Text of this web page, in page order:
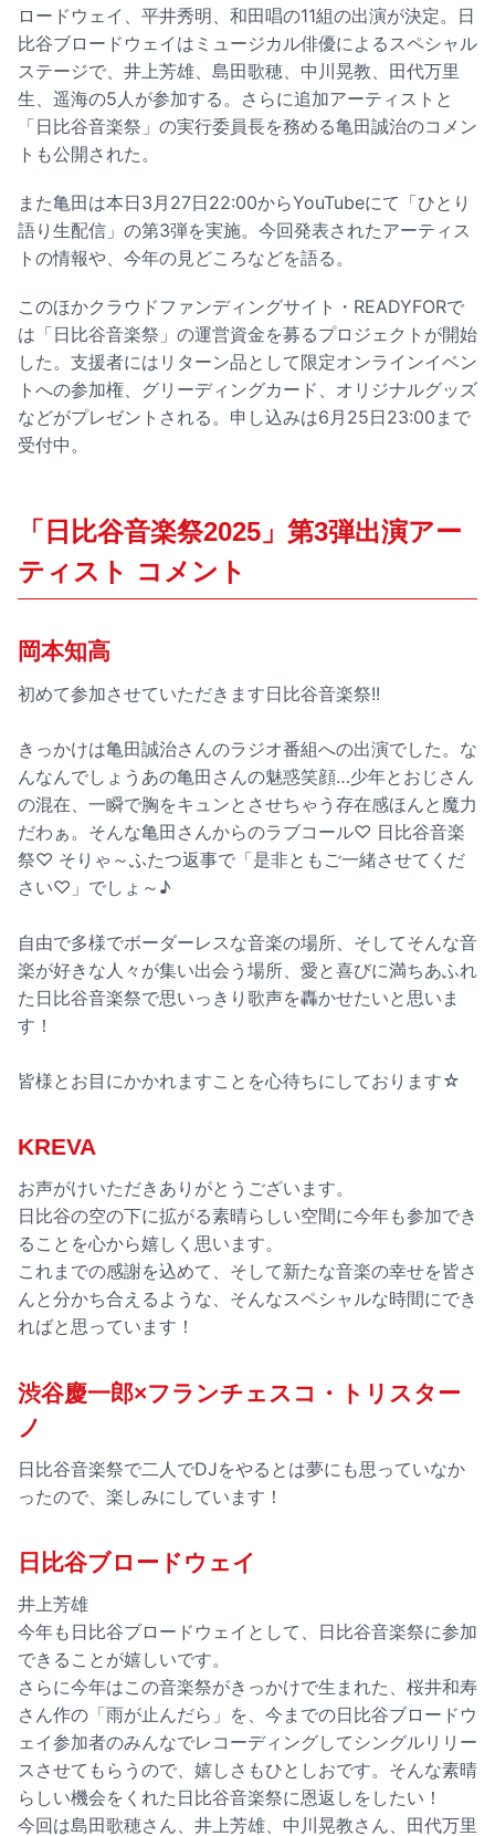
ロードウェイ、平井秀明、和田唱の11組の出演が決定。日
比谷ブロードウェイはミュージカル俳優によるスペシャル
ステージで、井上芳雄、島田歌穂、中川晃教、田代万里
生、遥海の5人が参加する。さらに追加アーティストと
「日比谷音楽祭」の実行委員長を務める亀田誠治のコメン
トも公開された。
また亀田は本日3月27日22:00からYouTubeにて「ひとり
語り生配信」の第3弾を実施。今回発表されたアーティス
トの情報や、今年の見どころなどを語る。
このほかクラウドファンディングサイト・READYFORで
は「日比谷音楽祭」の運営資金を募るプロジェクトが開始
した。支援者にはリターン品として限定オンラインイベン
トへの参加権、グリーディングカード、オリジナルグッズ
などがプレゼントされる。申し込みは6月25日23:00まで
受付中。
「日比谷音楽祭2025」第3弾出演アー
ティスト コメント
岡本知高
初めて参加させていただきます日比谷音楽祭!!
きっかけは亀田誠治さんのラジオ番組への出演でした。な
んなんでしょうあの亀田さんの魅惑笑顔…少年とおじさん
の混在、一瞬で胸をキュンとさせちゃう存在感ほんと魔力
だわぁ。そんな亀田さんからのラブコール♡ 日比谷音楽
祭♡ そりゃ～ふたつ返事で「是非ともご一緒させてくだ
さい♡」でしょ～♪
自由で多様でボーダーレスな音楽の場所、そしてそんな音
楽が好きな人々が集い出会う場所、愛と喜びに満ちあふれ
た日比谷音楽祭で思いっきり歌声を轟かせたいと思いま
す！
皆様とお目にかかれますことを心待ちにしております☆
KREVA
お声がけいただきありがとうございます。
日比谷の空の下に拡がる素晴らしい空間に今年も参加でき
ることを心から嬉しく思います。
これまでの感謝を込めて、そして新たな音楽の幸せを皆さ
んと分かち合えるような、そんなスペシャルな時間にでき
ればと思っています！
渋谷慶一郎×フランチェスコ・トリスター
ノ
日比谷音楽祭で二人でDJをやるとは夢にも思っていなか
ったので、楽しみにしています！
日比谷ブロードウェイ
井上芳雄
今年も日比谷ブロードウェイとして、日比谷音楽祭に参加
できることが嬉しいです。
さらに今年はこの音楽祭がきっかけで生まれた、桜井和寿
さん作の「雨が止んだら」を、今までの日比谷ブロードウ
ェイ参加者のみんなでレコーディングしてシングルリリー
スさせてもらうので、嬉しさもひとしおです。そんな素晴
らしい機会をくれた日比谷音楽祭に恩返しをしたい！
今回は島田歌穂さん、井上芳雄、中川晃教さん、田代万里